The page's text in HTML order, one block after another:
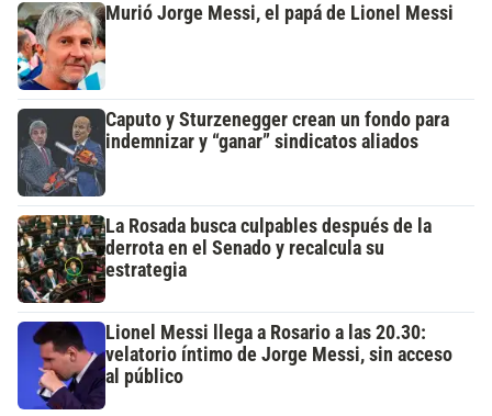
Murió Jorge Messi, el papá de Lionel Messi
Caputo y Sturzenegger crean un fondo para
indemnizar y “ganar” sindicatos aliados
La Rosada busca culpables después de la
derrota en el Senado y recalcula su
estrategia
Lionel Messi llega a Rosario a las 20.30:
velatorio íntimo de Jorge Messi, sin acceso
al público